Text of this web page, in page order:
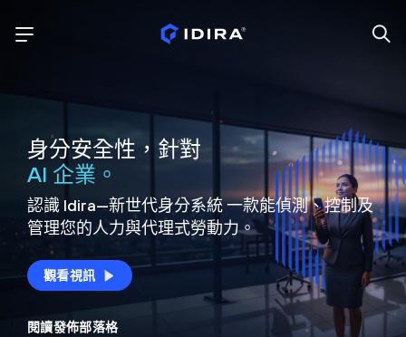
身分安全性，針對
AI 企業。
認識 Idira—新世代身分系統一款能偵測、控制及
管理您的人力與代理式勞動力。
觀看視訊
閱讀發佈部落格